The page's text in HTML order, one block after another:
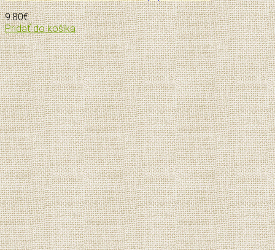
9.80€
Pridať do košíka